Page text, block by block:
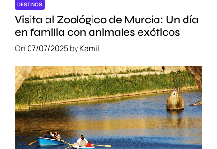
DESTINOS
Visita al Zoológico de Murcia: Un día
en familia con animales exóticos
On 07/07/2025byKamil